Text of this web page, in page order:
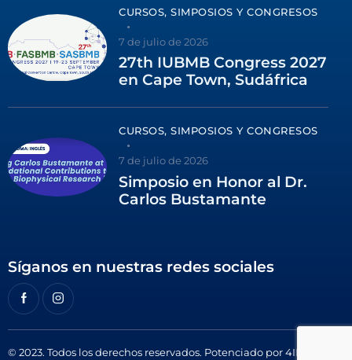
CURSOS, SIMPOSIOS Y CONGRESOS
7 de julio de 2026
27th IUBMB Congress 2027
en Cape Town, Sudáfrica
CURSOS, SIMPOSIOS Y CONGRESOS
7 de julio de 2026
Simposio en Honor al Dr.
Carlos Bustamante
Síganos en nuestras redes sociales
© 2023. Todos los derechos reservados. Potenciado por4ID